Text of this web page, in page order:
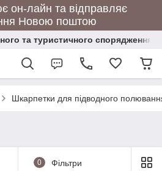
он-лайн та відправляє
Новою поштою
та туристичного спорядження
Шкарпетки для підводного
0 Фільтри